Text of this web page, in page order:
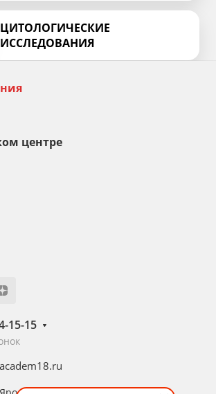
ЦИТОЛОГИЧЕСКИЕ
ИССЛЕДОВАНИЯ
центре
15-15